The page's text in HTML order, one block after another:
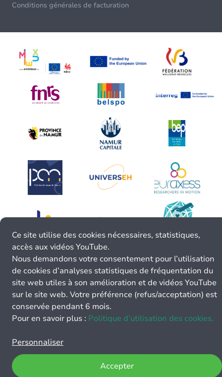
Conditions générales de facturation
Ce site utilise des cookies nécessaires, statistiques,
accès aux vidéos YouTube.
Nous demandons votre consentement pour l’utilisation
de cookies d’analyses statistiques de fréquentation du
site web utiles à son amélioration et de vidéos YouTube
sur le site web. Votre préférence (refus/acceptation) est
conservée pendant 6 mois.
Pour en savoir plus : Politique d’utilisation des cookies.
Personnaliser
Accepter